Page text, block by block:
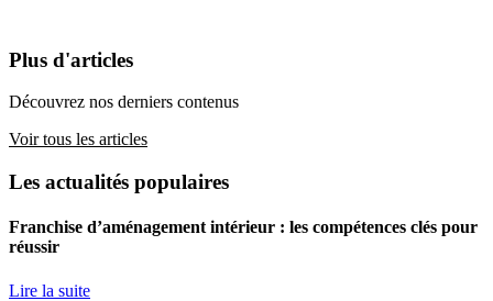
Plus d'articles
Découvrez nos derniers contenus
Voir tous les articles
Les actualités populaires
Franchise d’aménagement intérieur : les compétences clés pour
réussir
Lire la suite